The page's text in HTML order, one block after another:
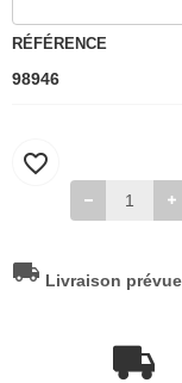
RÉFÉRENCE
98946
favorite_border
local_shipping Livraison